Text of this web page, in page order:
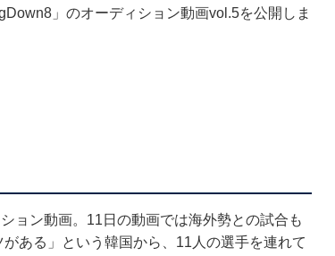
」のオーディション動画vol.5を公開しま
ョン動画。11日の動画では海外勢との試合も
ある」という韓国から、11人の選手を連れて